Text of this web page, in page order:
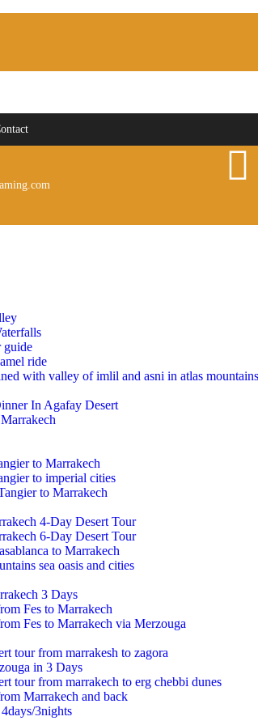
guide
ride
with valley of imlil and asni in atlas mountains
In Agafay Desert
to Marrakech
to imperial cities
to Marrakech
4-Day Desert Tour
6-Day Desert Tour
to Marrakech
sea oasis and cities
3 Days
Fes to Marrakech
Fes to Marrakech via Merzouga
tour from marrakesh to zagora
in 3 Days
tour from marrakech to erg chebbi dunes
Marrakech and back
3nights